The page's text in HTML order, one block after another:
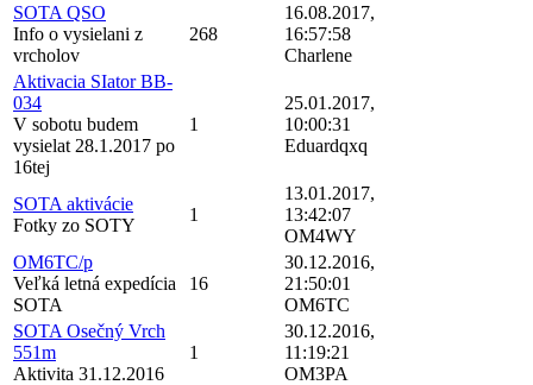
SOTA QSO
Info o vysielani z
vrcholov
268
16.08.2017,
16:57:58
Charlene
Aktivacia SIator BB-
034
V sobotu budem
vysielat 28.1.2017 po
16tej
1
25.01.2017,
10:00:31
Eduardqxq
SOTA aktivácie
Fotky zo SOTY
1
13.01.2017,
13:42:07
OM4WY
OM6TC/p
Veľká letná expedícia
SOTA
16
30.12.2016,
21:50:01
OM6TC
SOTA Osečný Vrch
551m
Aktivita 31.12.2016
1
30.12.2016,
11:19:21
OM3PA